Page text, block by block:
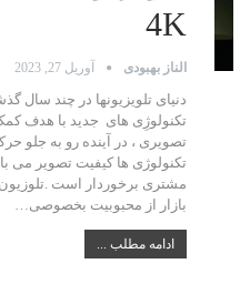
4K
الناز بهبودی آوریل 27, 2023
دنیای تلویزیونها در چند سال
تکنولوژِی های جدید با هدف
تصویری ، در آینده رو به جلو
تکنولوژی ها کیفیت تصویر می
بازار از محبوبیت بخصوصی…
ادامه مطلب ...